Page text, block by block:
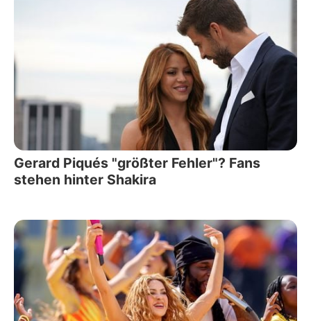
Gerard Piqués "größter Fehler"? Fans
stehen hinter Shakira